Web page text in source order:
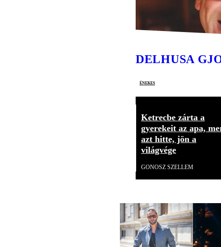
DELHUSA
énekes
Ketrecbe zárta a
gyerekeit az apa,
azt hitte, jön a
világvége
GONOSZ SZELLEM